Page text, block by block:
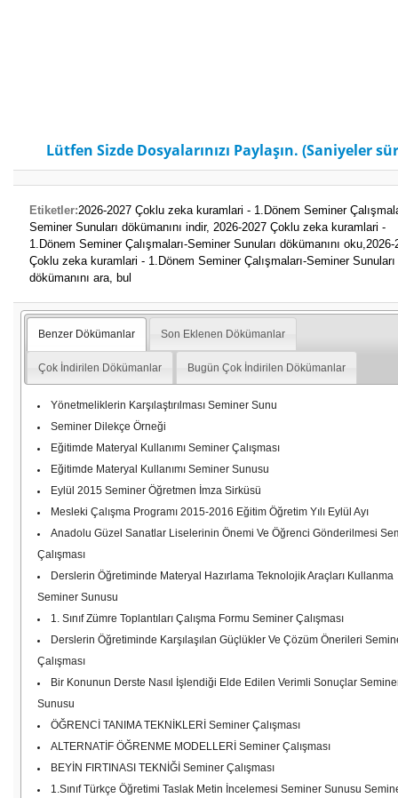
Lütfen Sizde Dosyalarınızı Paylaşın. (Saniyeler
Etiketler:2026-2027 Çoklu zeka kuramlari - 1.Dönem Seminer
Seminer Sunuları dökümanını indir, 2026-2027 Çoklu zeka kuramlari -
1.Dönem Seminer Çalışmaları-Seminer Sunuları dökümanını oku,2026-
Çoklu zeka kuramlari - 1.Dönem Seminer Çalışmaları-Seminer Sunuları
dökümanını ara, bul
Benzer Dökümanlar Son Eklenen Dökümanlar
Çok İndirilen Dökümanlar Bugün Çok İndirilen Dökümanlar
Yönetmeliklerin Karşılaştırılması Seminer Sunu
Seminer Dilekçe Örneği
Eğitimde Materyal Kullanımı Seminer Çalışması
Eğitimde Materyal Kullanımı Seminer Sunusu
Eylül 2015 Seminer Öğretmen İmza Sirküsü
Mesleki Çalışma Programı 2015-2016 Eğitim Öğretim Yılı Eylül Ayı
Anadolu Güzel Sanatlar Liselerinin Önemi Ve Öğrenci Gönderilmesi
Çalışması
Derslerin Öğretiminde Materyal Hazırlama Teknolojik Araçları Kullanma
Seminer Sunusu
1. Sınıf Zümre Toplantıları Çalışma Formu Seminer Çalışması
Derslerin Öğretiminde Karşılaşılan Güçlükler Ve Çözüm Önerileri
Çalışması
Bir Konunun Derste Nasıl İşlendiği Elde Edilen Verimli Sonuçlar
Sunusu
ÖĞRENCİ TANIMA TEKNİKLERİ Seminer Çalışması
ALTERNATİF ÖĞRENME MODELLERİ Seminer Çalışması
BEYİN FIRTINASI TEKNİĞİ Seminer Çalışması
1.Sınıf Türkçe Öğretimi Taslak Metin İncelemesi Seminer Sunusu